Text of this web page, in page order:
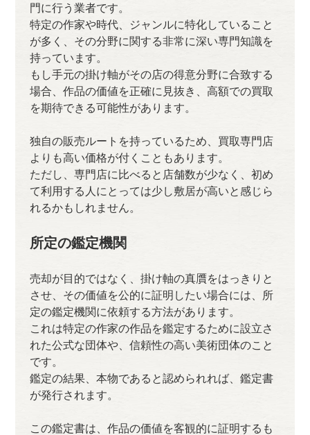
門に行う業者です。
特定の作家や時代、ジャンルに特化していること
が多く、その分野に関する非常に深い専門知識を
持っています。
もし手元の掛け軸がその店の得意分野に合致する
場合、作品の価値を正確に見抜き、高額での買取
を期待できる可能性があります。
独自の販売ルートを持っているため、買取専門店
よりも高い価格が付くこともあります。
ただし、専門店に比べると店舗数が少なく、初め
て利用する人にとっては少し敷居が高いと感じら
れるかもしれません。
所定の鑑定機関
売却が目的ではなく、掛け軸の真贋をはっきりと
させ、その価値を公的に証明したい場合には、所
定の鑑定機関に依頼する方法があります。
これは特定の作家の作品を鑑定するために設立さ
れた公式な団体や、信頼性の高い美術団体のこと
です。
鑑定の結果、本物であると認められれば、鑑定書
が発行されます。
この鑑定書は、作品の価値を客観的に証明するも